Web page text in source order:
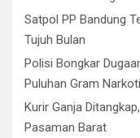
Satpol PP Bandung
Tujuh Bulan
Polisi Bongkar
Puluhan Gram
Kurir Ganja
Pasaman Barat